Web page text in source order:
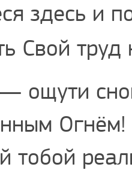
здесь и
Свой труд
ощути
Огнём!
тобой